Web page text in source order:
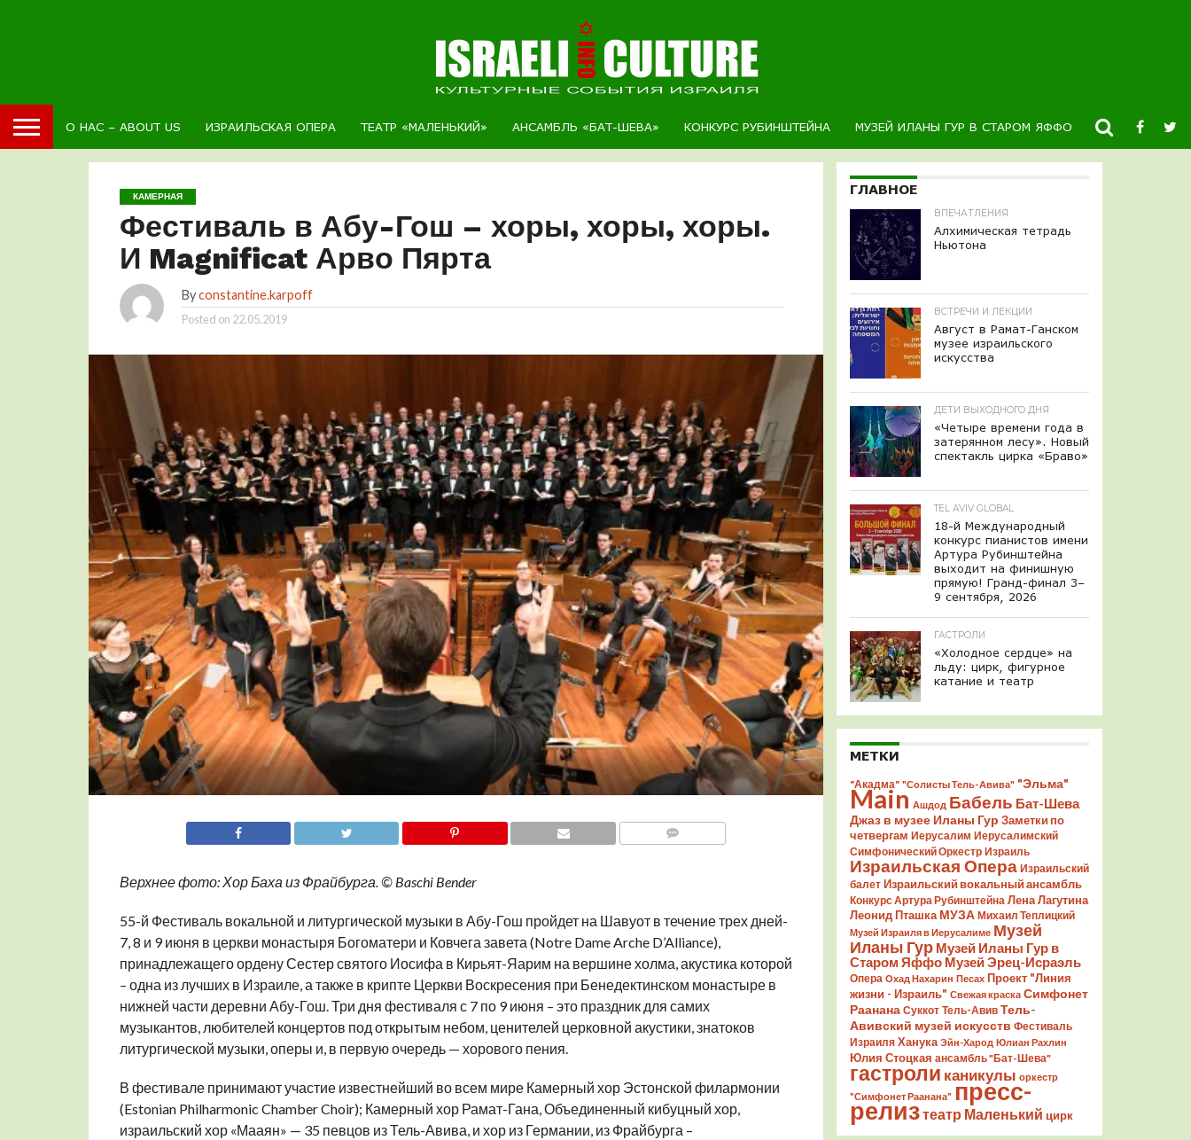
О НАС – ABOUT US ИЗРАИЛЬСКАЯ ОПЕРА ТЕАТР «МАЛЕНЬКИЙ» АНСАМБЛЬ «БАТ-ШЕВА» КОНКУРС РУБИНШТЕЙНА МУЗЕЙ ИЛАНЫ ГУР В СТАРОМ ЯФФО НОВОСТИ
КАМЕРНАЯ
Фестиваль в Абу-Гош – хоры, хоры, хоры.
И Magnificat Арво Пярта
Byconstantine.karpoff
Posted on 22.05.2019
Верхнее фото: Хор Баха из Фрайбурга. © Baschi Bender
55-й Фестиваль вокальной и литургической музыки в Абу-Гош пройдет на Шавуот в течение трех дней-
7, 8 и 9 июня в церкви монастыря Богоматери и Ковчега завета (Notre Dame Arche D’Alliance),
принадлежащего ордену Сестер святого Иосифа в Кирьят-Яарим на вершине холма, акустика которой
– одна из лучших в Израиле, а также в крипте Церкви Воскресения при Бенедектинском монастыре в
нижней части деревни Абу-Гош. Три дня фестиваля с 7 по 9 июня – это праздник для самих
музыкантов, любителей концертов под открытым небом, ценителей церковной акустики, знатоков
литургической музыки, оперы и, в первую очередь — хорового пения.
В фестивале принимают участие известнейший во всем мире Камерный хор Эстонской филармонии
(Estonian Philharmonic Chamber Choir); Камерный хор Рамат-Гана, Объединенный кибуцный хор,
израильский хор «Мааян» — 35 певцов из Тель-Авива, и хор из Германии, из Фрайбурга –
ГЛАВНОЕ
ВПЕЧАТЛЕНИЯ
Алхимическая тетрадь
Ньютона
ВСТРЕЧИ И ЛЕКЦИИ
Август в Рамат-Ганском
музее израильского
искусства
ДЕТИ ВЫХОДНОГО ДНЯ
«Четыре времени года в
затерянном лесу». Новый
спектакль цирка «Браво»
TEL AVIV GLOBAL
18-й Международный
конкурс пианистов имени
Артура Рубинштейна
выходит на финишную
прямую! Гранд-финал 3–
9 сентября, 2026
ГАСТРОЛИ
«Холодное сердце» на
льду: цирк, фигурное
катание и театр
МЕТКИ
"Акадма" "Солисты Тель-Авива" "Эльма"
Main Ашдод Бабель Бат-Шева
Джаз в музее Иланы Гур Заметки по
четвергам Иерусалим Иерусалимский
Симфонический Оркестр Израиль
Израильская Опера Израильский
балет Израильский вокальный ансамбль
Конкурс Артура Рубинштейна Лена Лагутина
Леонид Пташка МУЗА Михаил Теплицкий
Музей Израиля в Иерусалиме Музей
Иланы Гур Музей Иланы Гур в
Старом Яффо Музей Эрец-Исраэль
Опера Охад Нахарин Песах Проект "Линия
жизни - Израиль" Свежая краска Симфонет
Раанана Суккот Тель-Авив Тель-
Авивский музей искусств Фестиваль
Израиля Ханука Эйн-Харод Юлиан Рахлин
Юлия Стоцкая ансамбль "Бат-Шева"
гастроли каникулы оркестр
"Симфонет Раанана" пресс-
релизтеатр Маленький цирк